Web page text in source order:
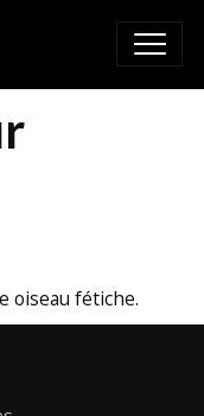
oiseau fétiche.